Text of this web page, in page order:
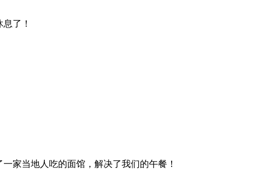
了！
家当地人吃的面馆，解决了我们的午餐！